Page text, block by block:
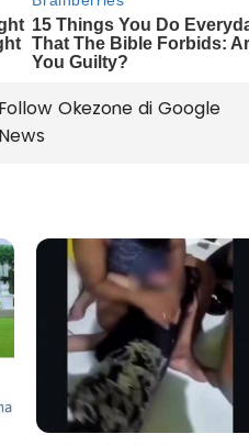
Follow Okezone di Google
News